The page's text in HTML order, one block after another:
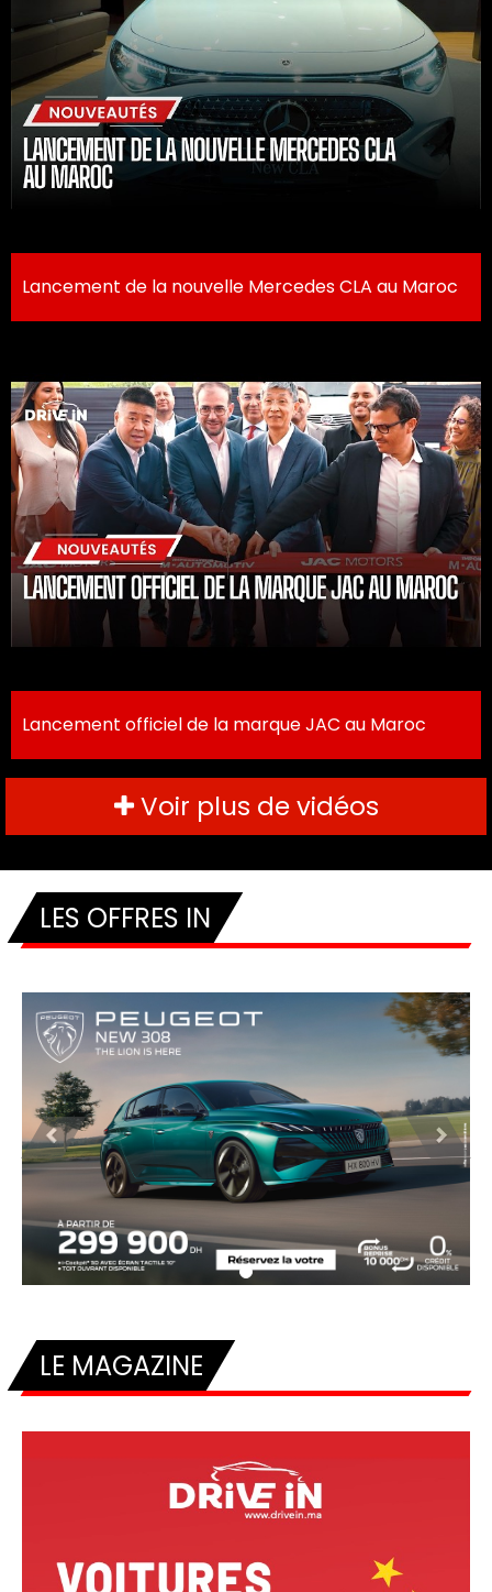
Lancement de la nouvelle Mercedes CLA au Maroc
Lancement officiel de la marque JAC au Maroc
Voir plus de vidéos
LES OFFRES IN
Previous Next
LE MAGAZINE